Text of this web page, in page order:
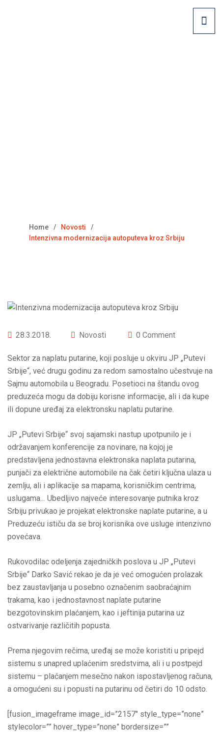
Home
Novosti
Intenzivna modernizacija autoputeva kroz Srbiju
28.3.2018. Novosti 0 Comment
Sektor za naplatu putarine, koji posluje u okviru JP „Putevi
Srbije“, već drugu godinu za redom samostalno učestvuje na
Sajmu automobila u Beogradu. Posetioci na štandu ovog
preduzeća mogu da dobiju korisne informacije, ali i da kupe
ili dopune uređaj za elektronsku naplatu putarine.
JP „Putevi Srbije“ svoj sajamski nastup upotpunilo je i
održavanjem konferencije za novinare, na kojoj je
predstavljena jednostavna elektronska naplata putarina,
punjači za električne automobile na čak četiri ključna ulaza u
zemlju, ali i aplikacije sa mapama, korisničkim centrima,
uslugama… Ubedljivo najveće interesovanje putnika kroz
Srbiju privukao je projekat elektronske naplate putarine, a u
Preduzeću ističu da se broj korisnika ove usluge intenzivno
povećava.
Rukovodilac odeljenja zajedničkih poslova u JP „Putevi
Srbije“ Darko Savić rekao je da je već omogućen prolazak
bez zaustavljanja u posebno označenim saobraćajnim
trakama, kao i jednostavnost naplate putarine
bezgotovinskim plaćanjem, kao i jeftinija putarina uz
ostvarivanje različitih popusta.
Prema njegovim rečima, uređaj se može koristiti u pripejd
sistemu s unapred uplaćenim sredstvima, ali i u postpejd
sistemu – plaćanjem mesečno nakon ispostavljenog računa,
a omogućeni su i popusti na putarinu od četiri do 10 odsto.
[fusion_imageframe image_id=”2157″ style_type=”none”
stylecolor=”” hover_type=”none” bordersize=””